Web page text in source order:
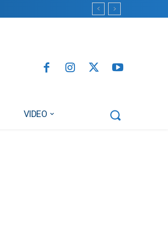
VIDEO